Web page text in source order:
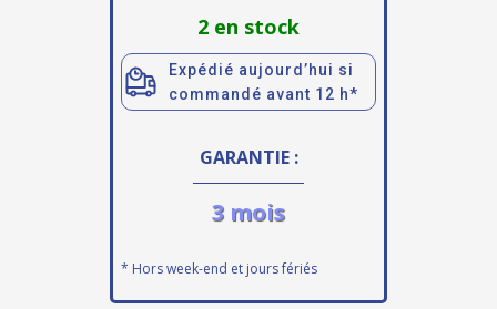
2 en stock
Expédié aujourd’hui si
commandé avant 12 h*
GARANTIE :
3 mois
* Hors week-end et jours fériés